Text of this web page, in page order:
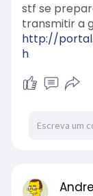
stf se
transmitir a
http://
h